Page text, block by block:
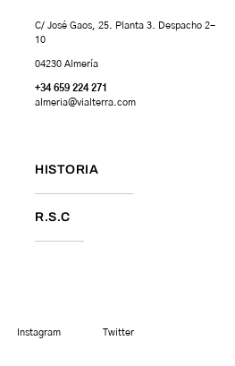
C/ José Gaos, 25. Planta 3. Despacho 2-
10
04230 Almería
+34 659 224 271
almeria@vialterra.com
HISTORIA
R.S.C
Instagram Twitter